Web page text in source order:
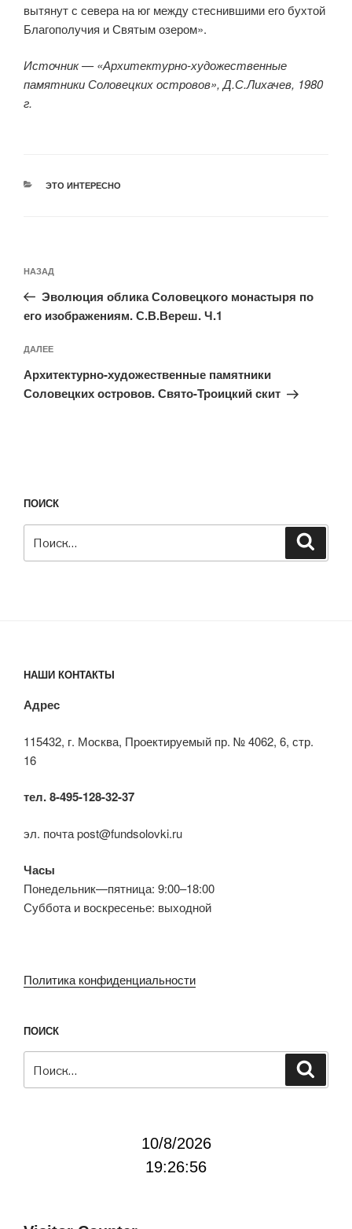
вытянут с севера на юг между стеснившими его бухтой
Благополучия и Святым озером».
Источник — «Архитектурно-художественные
памятники Соловецких островов», Д.С.Лихачев, 1980
г.
РУБРИКИ
ЭТО ИНТЕРЕСНО
по
записям
Предыдущая
запись:
НАЗАД
Эволюция облика Соловецкого монастыря по
его изображениям. С.В.Вереш. Ч.1
Следующая
запись
ДАЛЕЕ
Архитектурно-художественные памятники
Соловецких островов. Свято-Троицкий скит
ПОИСК
НАШИ КОНТАКТЫ
Адрес
115432, г. Москва, Проектируемый пр. № 4062, 6, стр.
16
тел. 8-495-128-32-37
эл. почта post@fundsolovki.ru
Часы
Понедельник—пятница: 9:00–18:00
Суббота и воскресенье: выходной
Политика конфиденциальности
ПОИСК
10/8/2026
19:26:56